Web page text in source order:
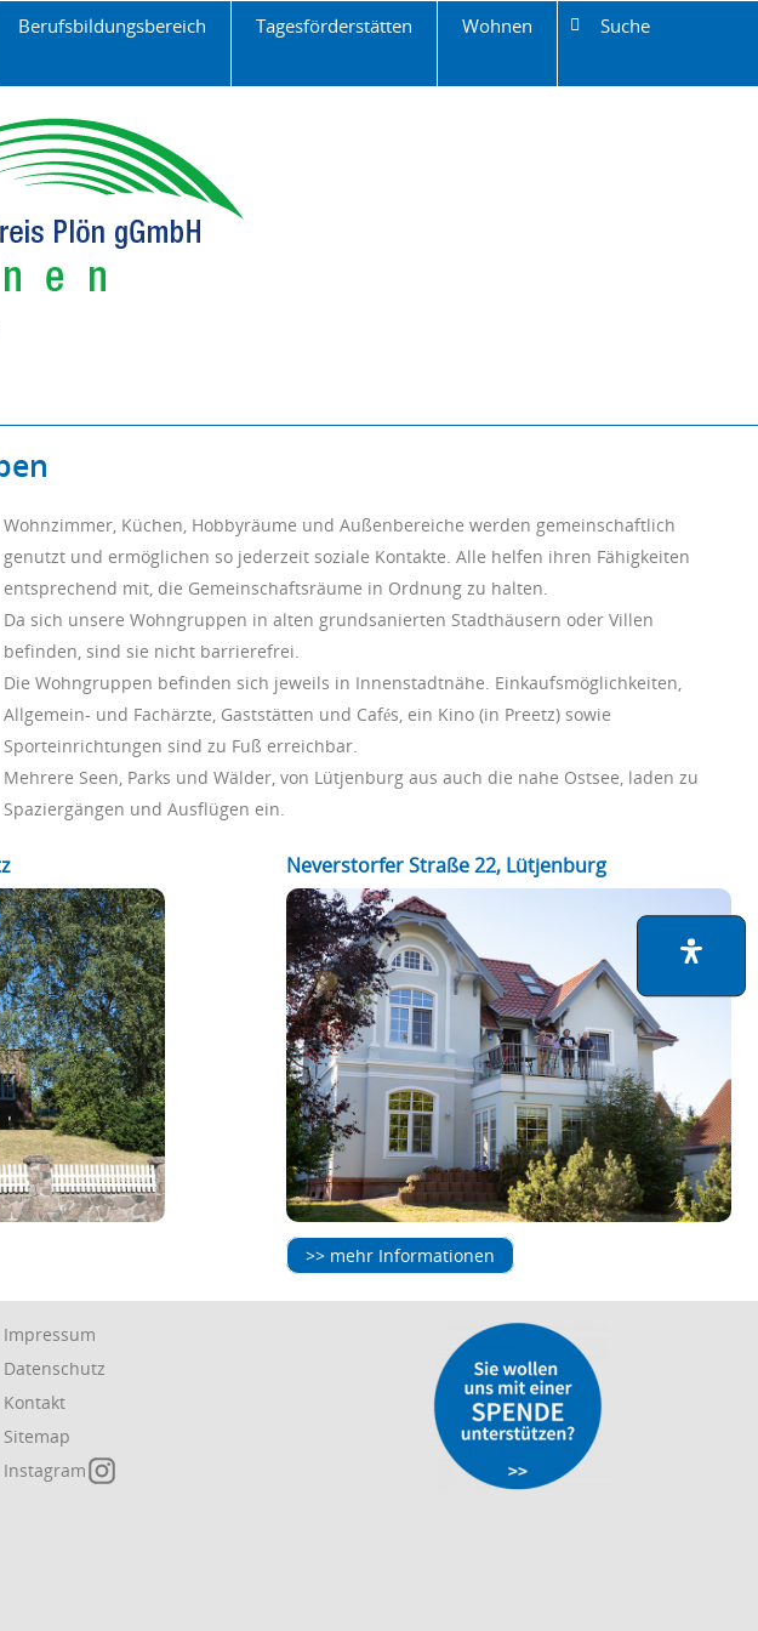
Berufsbildungsbereich Tagesförderstätten Wohnen Suche
Wohnzimmer, Küchen, Hobbyräume und Außenbereiche werden gemeinschaftlich
genutzt und ermöglichen so jederzeit soziale Kontakte. Alle helfen ihren Fähigkeiten
entsprechend mit, die Gemeinschaftsräume in Ordnung zu halten.
Da sich unsere Wohngruppen in alten grundsanierten Stadthäusern oder Villen
befinden, sind sie nicht barrierefrei.
Die Wohngruppen befinden sich jeweils in Innenstadtnähe. Einkaufsmöglichkeiten,
Allgemein- und Fachärzte, Gaststätten und Cafés, ein Kino (in Preetz) sowie
Sporteinrichtungen sind zu Fuß erreichbar.
Mehrere Seen, Parks und Wälder, von Lütjenburg aus auch die nahe Ostsee, laden zu
Spaziergängen und Ausflügen ein.
Neverstorfer Straße 22, Lütjenburg
>> mehr Informationen
Navigation
überspringen
Impressum
Datenschutz
Kontakt
Sitemap
Instagram